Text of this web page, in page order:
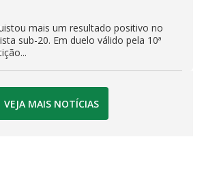
mais um resultado positivo no
sub-20. Em duelo válido pela 10ª
VEJA MAIS NOTÍCIAS